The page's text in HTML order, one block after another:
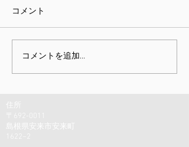
課題指向型訓練雑感
コメント
コメントを追加…
住所
島根県安来市安来町